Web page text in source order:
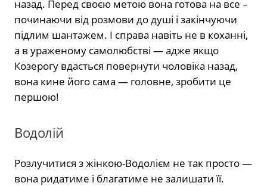
назад. Перед своєю метою вона готова на все –
починаючи від розмови до душі і закінчуючи
підлим шантажем. І справа навіть не в коханні,
а в ураженому самолюбстві — адже якщо
Козерогу вдасться повернути чоловіка назад,
вона кине його сама — головне, зробити це
першою!
Водолій
Розлучитися з жінкою-Водолієм не так просто —
вона ридатиме і благатиме не залишати її.